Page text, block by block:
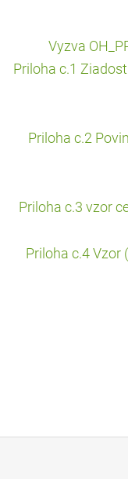
Vyzva
Priloha c.1
Priloha c.2
Priloha c.3 vzor
Priloha c.4 Vzor